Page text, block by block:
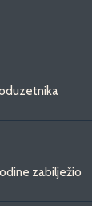
zabilježio